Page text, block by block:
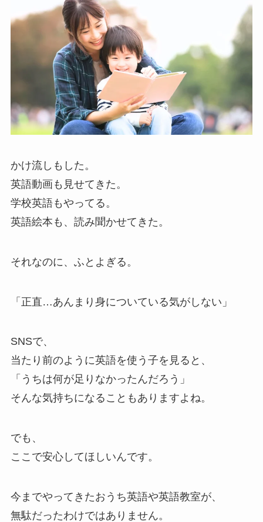
かけ流しもした。
英語動画も見せてきた。
学校英語もやってる。
英語絵本も、読み聞かせてきた。
それなのに、ふとよぎる。
「正直…あんまり身についている気がしない」
SNSで、
当たり前のように英語を使う子を見ると、
「うちは何が足りなかったんだろう」
そんな気持ちになることもありますよね。
でも、
ここで安心してほしいんです。
今までやってきたおうち英語や英語教室が、
無駄だったわけではありません。